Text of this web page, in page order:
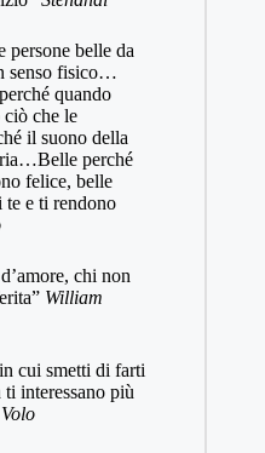
persone belle da
senso fisico…
quando
che le
il suono della
perché
felice, belle
te e ti rendono
chi non
William
cui smetti di farti
interessano più